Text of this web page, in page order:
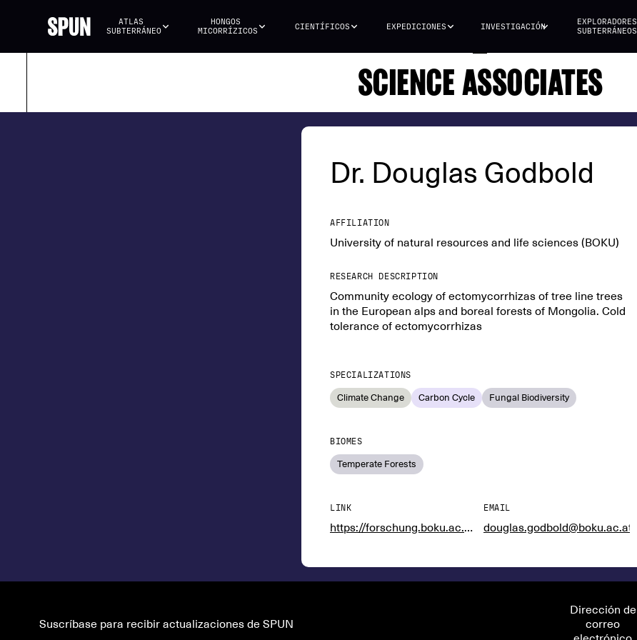
ATLAS
SUBTERRÁNEO
HONGOS
MICORRÍZICOS
CIENTÍFICOS EXPEDICIONES INVESTIGACIÓN
EXPLORADORES
SUBTERRÁNEOS
SCIENCE ASSOCIATES
Dr. Douglas Godbold
AFFILIATION
University of natural resources and life sciences (BOKU)
RESEARCH DESCRIPTION
Community ecology of ectomycorrhizas of tree line trees
in the European alps and boreal forests of Mongolia. Cold
tolerance of ectomycorrhizas
SPECIALIZATIONS
Climate Change Carbon Cycle Fungal Biodiversity
BIOMES
Temperate Forests
LINK
https://forschung.boku.ac.at/fis/suchen.person_uebersicht?sprache_in=en&menue_id_in=101&id_in=121985
EMAIL
douglas.godbold@boku.ac.at
Suscríbase para recibir actualizaciones de SPUN
Dirección de
correo